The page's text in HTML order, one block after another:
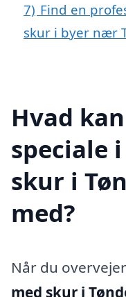
7) Find en
skur i byer nær
Hvad
speciale
skur i
med?
Når du
med skur i